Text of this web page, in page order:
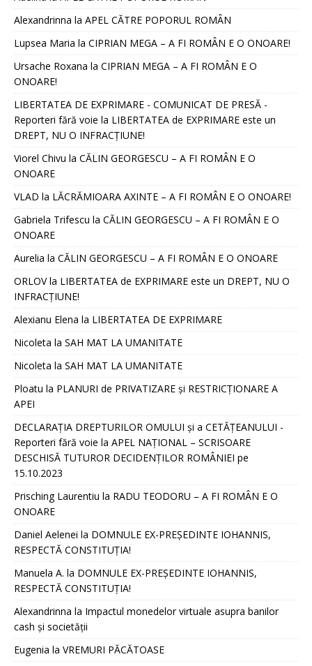
Alexandrinna la APEL CĂTRE POPORUL ROMÂN
Lupsea Maria la CIPRIAN MEGA – A FI ROMÂN E O ONOARE!
Ursache Roxana la CIPRIAN MEGA – A FI ROMÂN E O
ONOARE!
LIBERTATEA DE EXPRIMARE - COMUNICAT DE PRESĂ -
Reporteri fără voie la LIBERTATEA de EXPRIMARE este un
DREPT, NU O INFRACȚIUNE!
Viorel Chivu la CĂLIN GEORGESCU – A FI ROMÂN E O
ONOARE
VLAD la LĂCRĂMIOARA AXINTE – A FI ROMÂN E O ONOARE!
Gabriela Trifescu la CĂLIN GEORGESCU – A FI ROMÂN E O
ONOARE
Aurelia la CĂLIN GEORGESCU – A FI ROMÂN E O ONOARE
ORLOVla LIBERTATEA de EXPRIMARE este un DREPT, NU O
INFRACȚIUNE!
Alexianu Elena la LIBERTATEA DE EXPRIMARE
Nicoleta la SAH MAT LA UMANITATE
Nicoleta la SAH MAT LA UMANITATE
Ploatu la PLANURI de PRIVATIZARE și RESTRICȚIONARE A
APEI
DECLARAȚIA DREPTURILOR OMULUI și a CETĂȚEANULUI -
Reporteri fără voie la APEL NAȚIONAL – SCRISOARE
DESCHISĂ TUTUROR DECIDENȚILOR ROMÂNIEI pe
15.10.2023
Prisching Laurentiu la RADU TEODORU – A FI ROMÂN E O
ONOARE
Daniel Aelenei la DOMNULE EX-PREȘEDINTE IOHANNIS,
RESPECTĂ CONSTITUȚIA!
Manuela A. la DOMNULE EX-PREȘEDINTE IOHANNIS,
RESPECTĂ CONSTITUȚIA!
Alexandrinna la Impactul monedelor virtuale asupra banilor
cash și societății
Eugenia la VREMURI PĂCĂTOASE